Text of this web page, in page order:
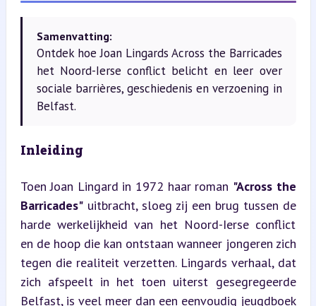
Samenvatting:
Ontdek hoe Joan Lingards Across the Barricades
het Noord-Ierse conflict belicht en leer over
sociale barrières, geschiedenis en verzoening in
Belfast.
Inleiding
Toen Joan Lingard in 1972 haar roman "Across the
Barricades" uitbracht, sloeg zij een brug tussen de
harde werkelijkheid van het Noord-Ierse conflict
en de hoop die kan ontstaan wanneer jongeren zich
tegen die realiteit verzetten. Lingards verhaal, dat
zich afspeelt in het toen uiterst gesegregeerde
Belfast, is veel meer dan een eenvoudig jeugdboek